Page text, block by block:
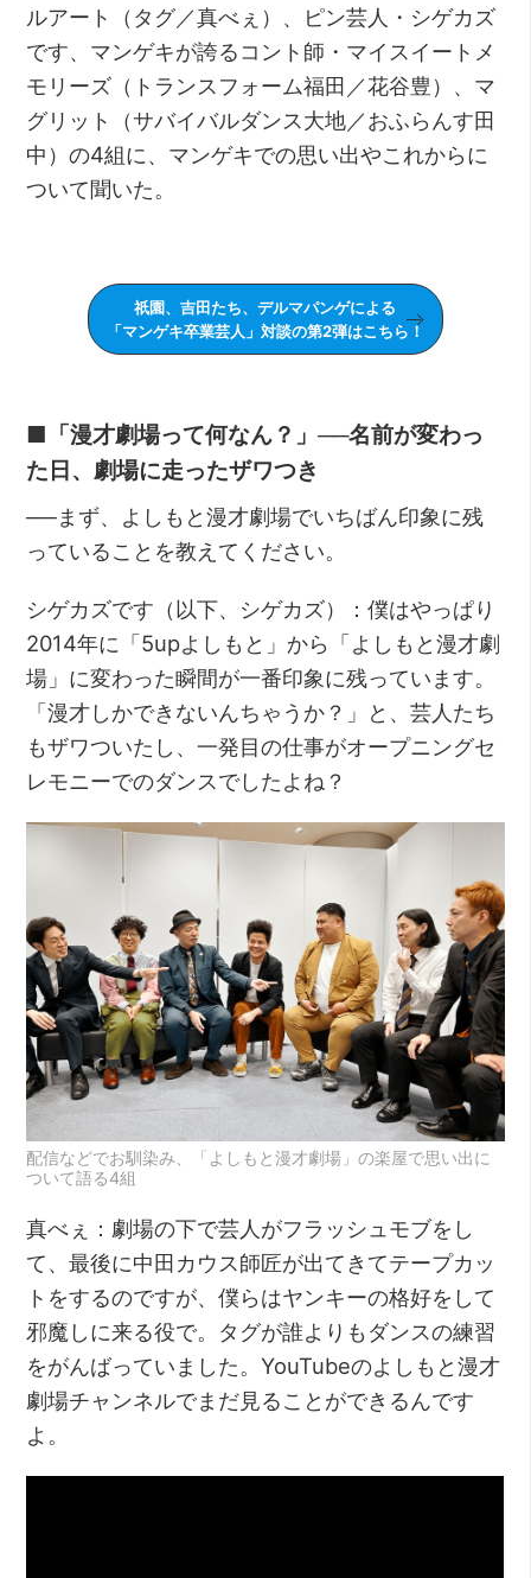
ルアート（タグ／真べぇ）、ピン芸人・シゲカズ
です、マンゲキが誇るコント師・マイスイートメ
モリーズ（トランスフォーム福田／花谷豊）、マ
グリット（サバイバルダンス大地／おふらんす田
中）の4組に、マンゲキでの思い出やこれからに
ついて聞いた。
祇園、吉田たち、デルマパンゲによる
「マンゲキ卒業芸人」対談の第2弾はこちら！
■「漫才劇場って何なん？」──名前が変わっ
た日、劇場に走ったザワつき
──まず、よしもと漫才劇場でいちばん印象に残
っていることを教えてください。
シゲカズです（以下、シゲカズ）：僕はやっぱり
2014年に「5upよしもと」から「よしもと漫才劇
場」に変わった瞬間が一番印象に残っています。
「漫才しかできないんちゃうか？」と、芸人たち
もザワついたし、一発目の仕事がオープニングセ
レモニーでのダンスでしたよね？
配信などでお馴染み、「よしもと漫才劇場」の楽屋で思い出に
ついて語る4組
真べぇ：劇場の下で芸人がフラッシュモブをし
て、最後に中田カウス師匠が出てきてテープカッ
トをするのですが、僕らはヤンキーの格好をして
邪魔しに来る役で。タグが誰よりもダンスの練習
をがんばっていました。YouTubeのよしもと漫才
劇場チャンネルでまだ見ることができるんです
よ。